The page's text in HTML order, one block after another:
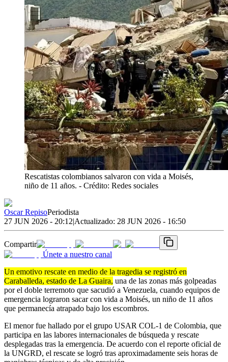
Rescatistas colombianos salvaron con vida a Moisés,
niño de 11 años. - Crédito: Redes sociales
Oscar RepisoPeriodista
27 JUN 2026 - 20:12|Actualizado: 28 JUN 2026 - 16:50
Compartir
Únete a nuestro canal
Un emotivo rescate en medio de la tragedia se registró en
Caraballeda, estado de La Guaira, una de las zonas más golpeadas
por el doble terremoto que sacudió a Venezuela, cuando equipos de
emergencia lograron sacar con vida a Moisés, un niño de 11 años
que permanecía atrapado bajo los escombros.
El menor fue hallado por el grupo USAR COL-1 de Colombia, que
participa en las labores internacionales de búsqueda y rescate
desplegadas tras la emergencia. De acuerdo con el reporte oficial de
la UNGRD, el rescate se logró tras aproximadamente seis horas de